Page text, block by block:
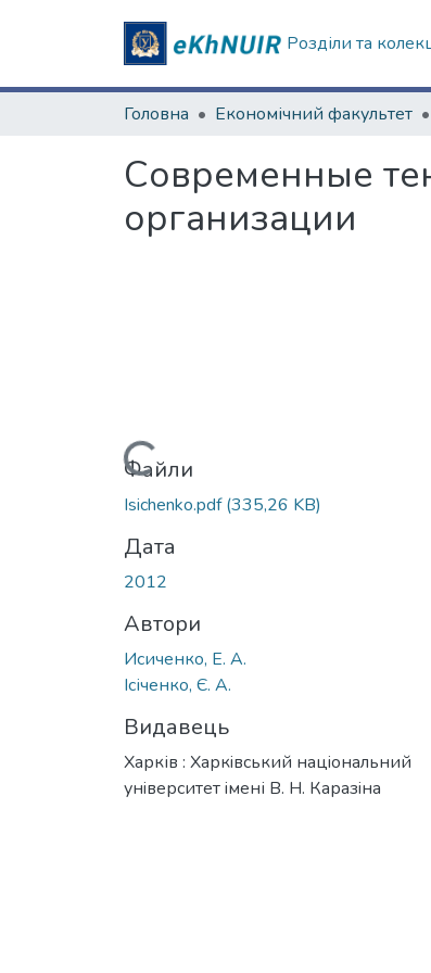
Розділи та
Головна Економічний факультет
Современные
организации
Вантажиться...
Файли
Isichenko.pdf(335,26 KB)
Дата
2012
Автори
Исиченко, Е. А.
Ісіченко, Є. А.
Видавець
Харків : Харкiвський нацiональний
унiверситет iмені В. Н. Каразiна